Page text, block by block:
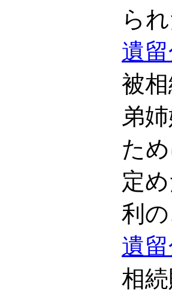
ら
遺
被
弟
た
定
利
遺
相